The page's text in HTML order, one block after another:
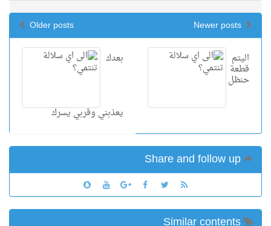
Older posts
بعدك
يعذبني وقربي يسرك
اليتم
قطعة
حنظل